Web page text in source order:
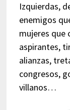
Izquierdas,
enemigos
mujeres que
aspirantes,
alianzas,
congresos,
villanos…